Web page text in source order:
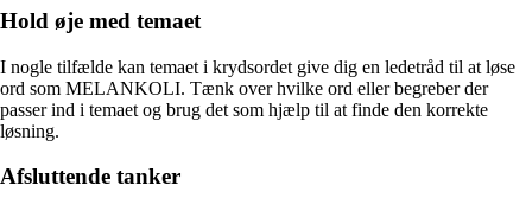
Hold øje med temaet
I nogle tilfælde kan temaet i krydsordet give dig en ledetråd til at løse
ord som MELANKOLI. Tænk over hvilke ord eller begreber der
passer ind i temaet og brug det som hjælp til at finde den korrekte
løsning.
Afsluttende tanker